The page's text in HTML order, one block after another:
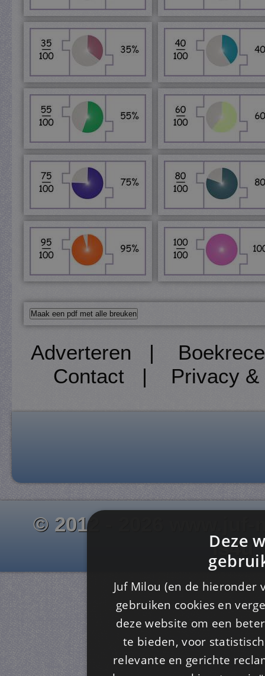
Adverteren |
Contact| Privacy
© 2012 - 2026
Is4u
Deze
Juf Milou (en de
gebruiken cookies en
deze website om een
te bieden, voor
relevante en gerichte